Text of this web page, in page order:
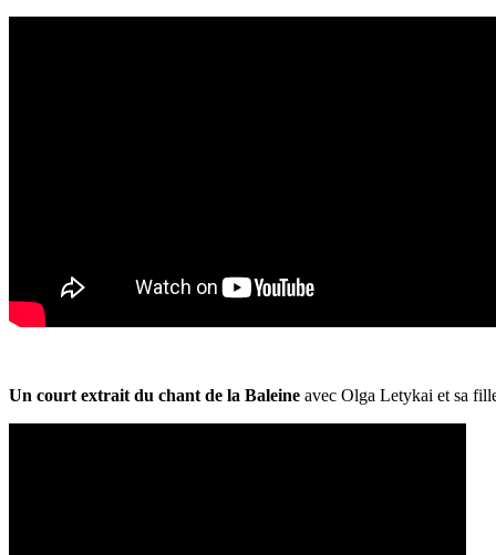
Un court extrait du chant de la Baleine avec Olga Letykai et sa